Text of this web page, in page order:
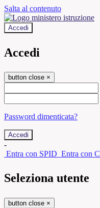
Salta al contenuto
Accedi
Accedi
button close ×
Password dimenticata?
-
Entra con SPID Entra con
Seleziona utente
button close ×